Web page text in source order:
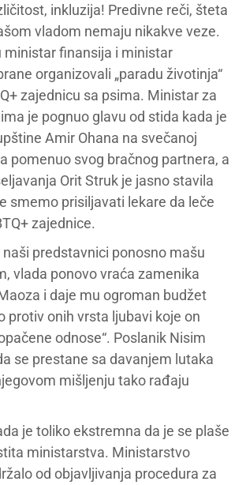
inkluzija! Predivne reči, šteta
vladom nemaju nikakve veze.
ministar finansija i ministar
organizovali „paradu životinja“
zajednicu sa psima. Ministar za
je pognuo glavu od stida kada je
Amir Ohana na svečanoj
pomenuo svog bračnog partnera, a
Orit Struk je jasno stavila
smemo prisiljavati lekare da leče
zajednice.
predstavnici ponosno mašu
vlada ponovo vraća zamenika
i daje mu ogroman budžet
protiv onih vrsta ljubavi koje on
odnose“. Poslanik Nisim
se prestane sa davanjem lutaka
mišljenju tako rađaju
je toliko ekstremna da je se plaše
ministarstva. Ministarstvo
od objavljivanja procedura za